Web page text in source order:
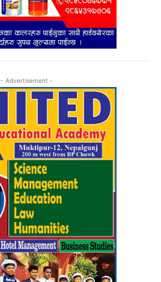
- Advertisement -